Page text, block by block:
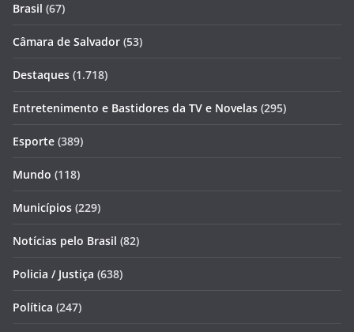
Brasil (67)
Câmara de Salvador (53)
Destaques (1.718)
Entretenimento e Bastidores da TV e Novelas (295)
Esporte (389)
Mundo (118)
Municípios (229)
Notícias pelo Brasil (82)
Policia / Justiça (638)
Política (247)